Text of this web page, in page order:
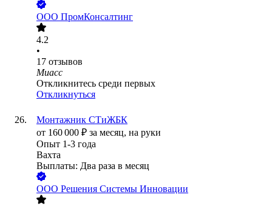
ООО ПромКонсалтинг
4.2
•
17 отзывов
Миасс
Откликнитесь среди первых
Откликнуться
Монтажник СТиЖБК
от 160 000 ₽ за месяц, на руки
Опыт 1-3 года
Вахта
Выплаты: Два раза в месяц
ООО Решения Системы Инновации